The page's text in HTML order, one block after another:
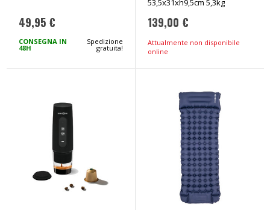
49,95 €
CONSEGNA IN
48H
Spedizione
gratuita!
139,00 €
Attualmente non disponibile
online